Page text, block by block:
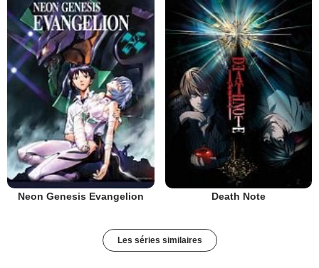
Neon Genesis Evangelion Death Note
Les séries similaires